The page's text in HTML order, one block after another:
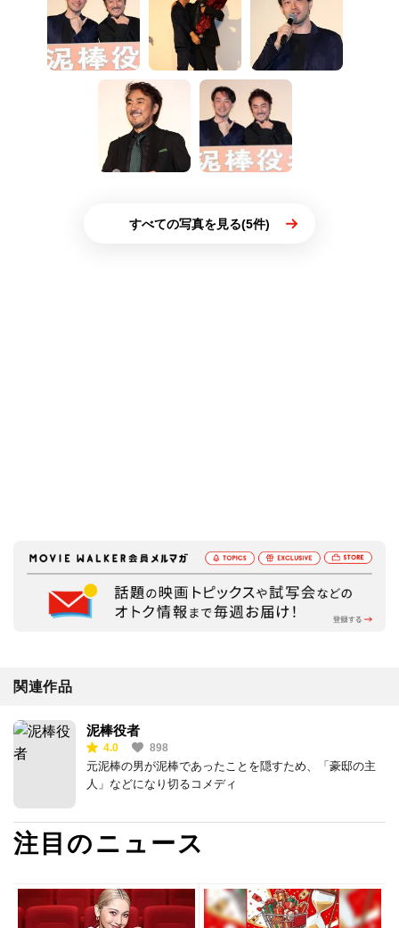
すべての写真を見る(5件)
関連作品
泥棒役者
4.0 898
元泥棒の男が泥棒であったことを隠すため、「豪邸の主
人」などになり切るコメディ
注目のニュース